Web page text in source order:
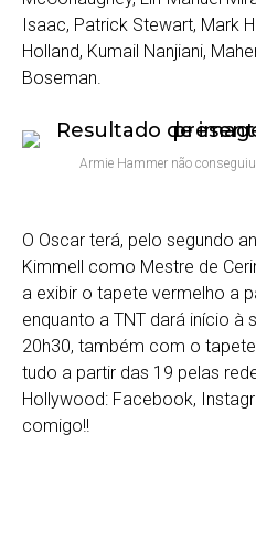
Isaac, Patrick Stewart, Mark
Holland, Kumail Nanjiani,
Boseman.
Armie Hammer não
O Oscar terá, pelo segundo
Kimmell como Mestre de
a exibir o tapete vermelho a
enquanto a TNT dará início à
20h30, também com o
tudo a partir das 19 pelas
Hollywood: Facebook,
comigo!!